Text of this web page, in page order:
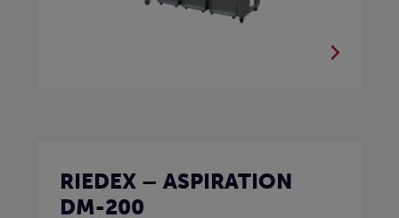
RIEDEX – ASPIRATION
DM-200